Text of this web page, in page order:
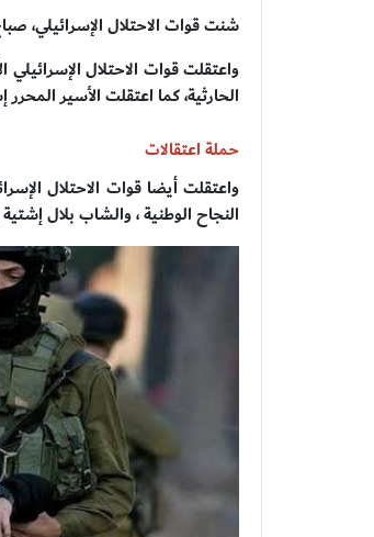
شنت قوات الاحتلال الإسرائيلي،
واعتقلت قوات الاحتلال
الحارثية، كما اعتقلت الأسير
حملة اعتقالات
واعتقلت أيضا قوات الاحتلال
النجاح الوطنية ، والشاب بلال